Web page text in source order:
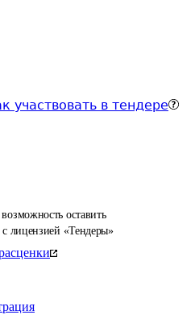
участвовать в тендере
оставить
лицензией «Тендеры»